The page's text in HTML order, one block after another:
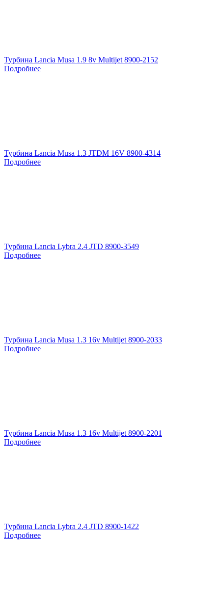
Турбина Lancia Musa 1.9 8v Multijet 8900-2152
Подробнее
Турбина Lancia Musa 1.3 JTDM 16V 8900-4314
Подробнее
Турбина Lancia Lybra 2.4 JTD 8900-3549
Подробнее
Турбина Lancia Musa 1.3 16v Multijet 8900-2033
Подробнее
Турбина Lancia Musa 1.3 16v Multijet 8900-2201
Подробнее
Турбина Lancia Lybra 2.4 JTD 8900-1422
Подробнее